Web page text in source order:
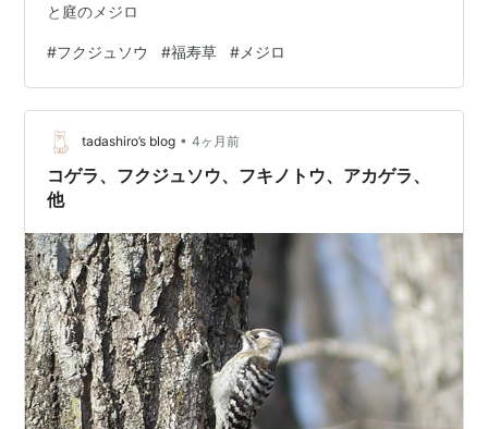
と庭のメジロ
#フクジュソウ #福寿草 # メジロ
tadashiro’s blog • 4ヶ月前
コゲラ、フクジュソウ、フキノトウ、アカゲラ、
他